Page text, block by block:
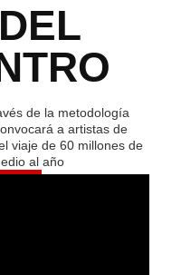
de la metodología
a artistas de
viaje de 60 millones de
al año